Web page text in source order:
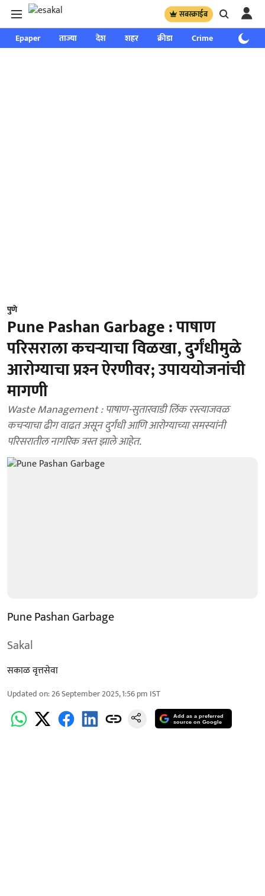
सबस्क्राईब
Epaper ताज्या देश शहर क्रीडा Crime साप्ताहिक
पुणे
Pune Pashan Garbage : पाषाण
परिसराला कचऱ्याचा विळखा, दुर्गंधीमुळे
आरोग्याचा प्रश्‍न ऐरणीवर; उपाययोजनांची
मागणी
Waste Management : पाषाण-सुतारवाडी लिंक रस्त्याजवळ
कचऱ्याचा ढीग वाढत असून दुर्गंधी आणि आरोग्याच्या समस्यांनी
परिसरातील नागरिक त्रस्त झाले आहेत.
Pune Pashan Garbage
Sakal
सकाळ वृत्तसेवा
Updated on:26 September 2025, 1:56 pm IST
Add as a preferred
source on Google